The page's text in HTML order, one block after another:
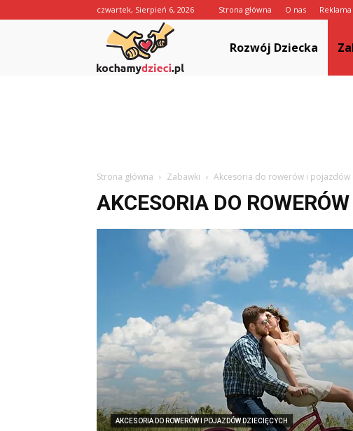
czwartek, Sierpień 6, 2026 Strona główna O nas Reklama
KochamyDzieci.plRozwój Dziecka
Strona główna Zabawki Akcesoria do rowerów i pojazdów
AKCESORIA DO
AKCESORIA DO ROWERÓW I POJAZDÓW DZIECIĘCYCH